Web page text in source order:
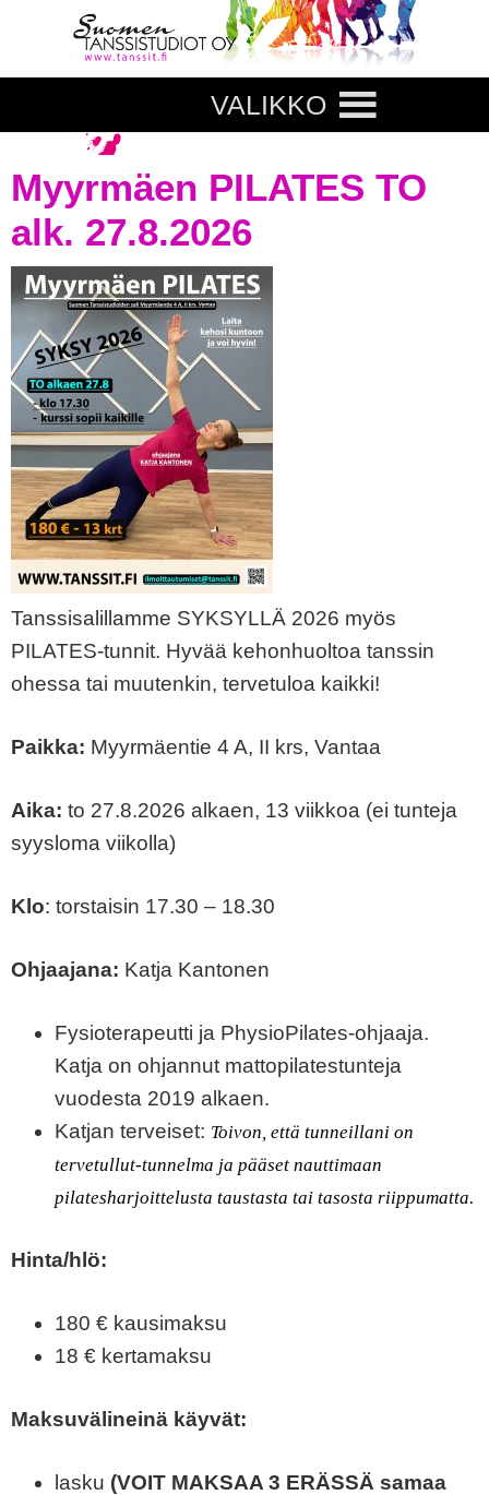
VALIKKO
Myyrmäen PILATES TO
alk. 27.8.2026
Tanssisalillamme SYKSYLLÄ 2026 myös
PILATES-tunnit. Hyvää kehonhuoltoa tanssin
ohessa tai muutenkin, tervetuloa kaikki!
Paikka: Myyrmäentie 4 A, II krs, Vantaa
Aika: to 27.8.2026 alkaen, 13 viikkoa (ei tunteja
syysloma viikolla)
Klo: torstaisin 17.30 – 18.30
Ohjaajana: Katja Kantonen
Fysioterapeutti ja PhysioPilates-ohjaaja.
Katja on ohjannut mattopilatestunteja
vuodesta 2019 alkaen.
Katjan terveiset: Toivon, että tunneillani on
tervetullut-tunnelma ja pääset nauttimaan
pilatesharjoittelusta taustasta tai tasosta riippumatta.
Hinta/hlö:
180 € kausimaksu
18 € kertamaksu
Maksuvälineinä käyvät:
lasku (VOIT MAKSAA 3 ERÄSSÄ samaa